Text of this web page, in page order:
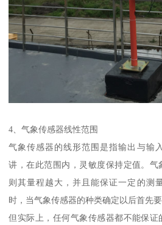
4、气象传感器线性范围
气象传感器的线形范围是指输出与输
讲，在此范围内，灵敏度保持定值。气
则其量程越大，并且能保证一定的测
时，当气象传感器的种类确定以后首先
但实际上，任何气象传感器都不能保